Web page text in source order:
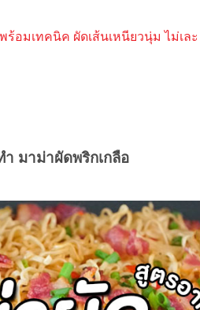
อมเทคนิค ผัดเส้นเหนียวนุ่ม ไม่เล
ำ มาม่าผัดพริกเกลือ